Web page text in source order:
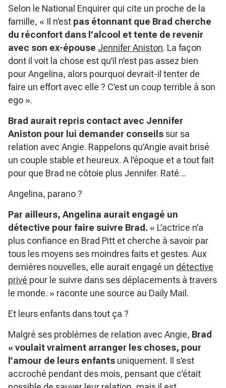
Selon le National Enquirer qui cite un proche de la
famille, « Il n’est pas étonnant que Brad cherche
du réconfort dans l’alcool et tente de revenir
avec son ex-épouse Jennifer Aniston. La façon
dont il voit la chose est qu’il n’est pas assez bien
pour Angelina, alors pourquoi devrait-il tenter de
faire un effort avec elle ? C’est un coup terrible à son
ego ».
Brad aurait repris contact avec Jennifer
Aniston pour lui demander conseils sur sa
relation avec Angie. Rappelons qu’Angie avait brisé
un couple stable et heureux. A l’époque et a tout fait
pour que Brad ne côtoie plus Jennifer. Raté…
Angelina, parano ?
Par ailleurs, Angelina aurait engagé un
détective pour faire suivre Brad. « L’actrice n’a
plus confiance en Brad Pitt et cherche à savoir par
tous les moyens ses moindres faits et gestes. Aux
dernières nouvelles, elle aurait engagé un détective
privé pour le suivre dans ses déplacements à travers
le monde. » raconte une source au Daily Mail.
Et leurs enfants dans tout ça ?
Malgré ses problèmes de relation avec Angie, Brad
« voulait vraiment arranger les choses, pour
l’amour de leurs enfants uniquement. Il s’est
accroché pendant des mois, pensant que c’était